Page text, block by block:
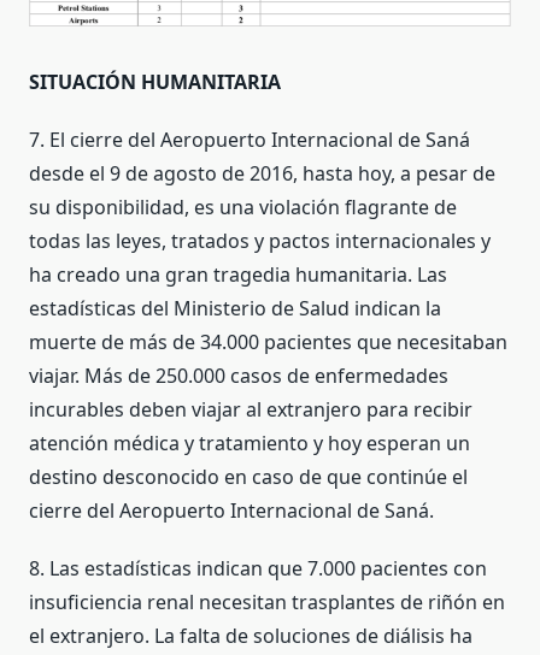
SITUACIÓN HUMANITARIA
7. El cierre del Aeropuerto Internacional de Saná
desde el 9 de agosto de 2016, hasta hoy, a pesar de
su disponibilidad, es una violación flagrante de
todas las leyes, tratados y pactos internacionales y
ha creado una gran tragedia humanitaria. Las
estadísticas del Ministerio de Salud indican la
muerte de más de 34.000 pacientes que necesitaban
viajar. Más de 250.000 casos de enfermedades
incurables deben viajar al extranjero para recibir
atención médica y tratamiento y hoy esperan un
destino desconocido en caso de que continúe el
cierre del Aeropuerto Internacional de Saná.
8. Las estadísticas indican que 7.000 pacientes con
insuficiencia renal necesitan trasplantes de riñón en
el extranjero. La falta de soluciones de diálisis ha